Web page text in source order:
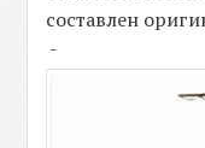
составлен
-